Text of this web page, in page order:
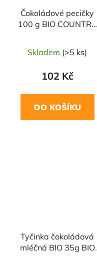
Čokoládové pecičky
100 g BIO COUNTRY
Skladem (>5 ks)
102 Kč
DO KOŠÍKU
Tyčinka čokoládová
mléčná BIO 35g BIO